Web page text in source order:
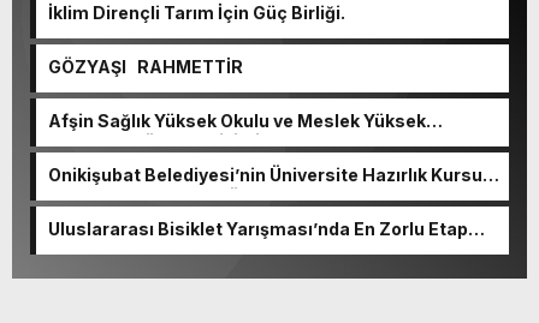
İklim Dirençli Tarım İçin Güç Birliği.
GÖZYAŞI RAHMETTİR
Afşin Sağlık Yüksek Okulu ve Meslek Yüksek
Okulunda görev değişimi!
Onikişubat Belediyesi’nin Üniversite Hazırlık Kursu
başvurularında son gün 7 Ağustos.
Uluslararası Bisiklet Yarışması’nda En Zorlu Etap